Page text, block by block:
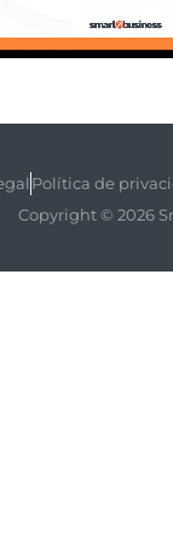
Política de
Copyright © 2026